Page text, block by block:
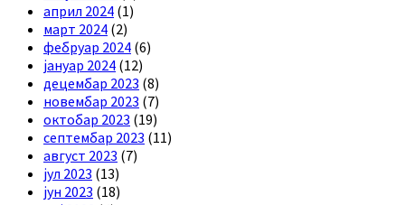
април 2024 (1)
март 2024 (2)
фебруар 2024 (6)
јануар 2024 (12)
децембар 2023 (8)
новембар 2023 (7)
октобар 2023 (19)
септембар 2023 (11)
август 2023 (7)
јул 2023 (13)
јун 2023 (18)